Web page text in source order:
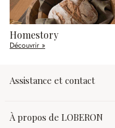
Homestory
Découvrir »
Assistance et contact
À propos de LOBERON